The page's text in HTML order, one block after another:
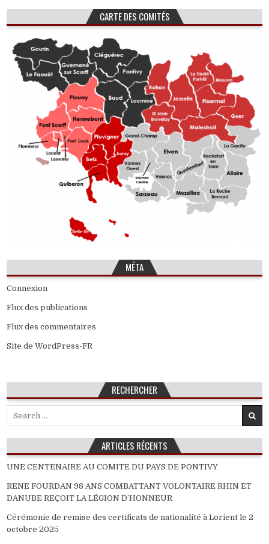
CARTE DES COMITÉS
MÉTA
Connexion
Flux des publications
Flux des commentaires
Site de WordPress-FR
RECHERCHER
ARTICLES RÉCENTS
UNE CENTENAIRE AU COMITE DU PAYS DE PONTIVY
RENE FOURDAN 98 ANS COMBATTANT VOLONTAIRE RHIN ET
DANUBE REÇOIT LA LÉGION D’HONNEUR
Cérémonie de remise des certificats de nationalité à Lorient le 2
octobre 2025